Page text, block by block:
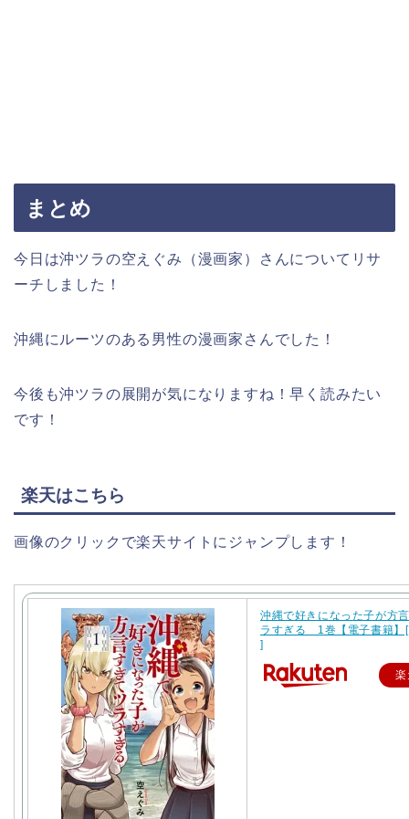
まとめ
今日は沖ツラの空えぐみ（漫画家）さんについてリサ
ーチしました！
沖縄にルーツのある男性の漫画家さんでした！
今後も沖ツラの展開が気になりますね！早く読みたい
です！
楽天はこちら
画像のクリックで楽天サイトにジャンプします！
沖縄で好きになった子が方
ラすぎる 1巻【電子書籍】
]